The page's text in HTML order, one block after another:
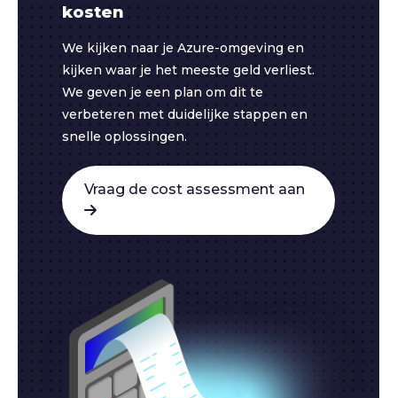
kosten
We kijken naar je Azure-omgeving en
kijken waar je het meeste geld verliest.
We geven je een plan om dit te
verbeteren met duidelijke stappen en
snelle oplossingen.
Vraag de cost assessment aan